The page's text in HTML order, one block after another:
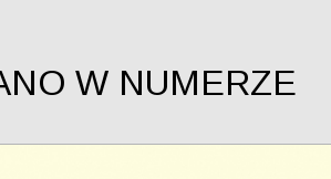
W NUMERZE